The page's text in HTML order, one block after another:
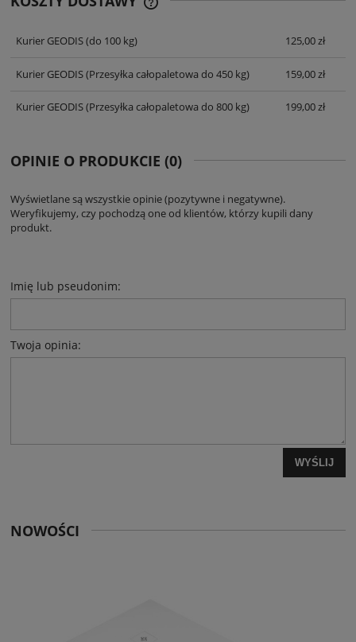
Kurier GEODIS(do 100 kg) 125,00 zł
Kurier GEODIS(Przesyłka całopaletowa do 450 kg) 159,00 zł
Kurier GEODIS(Przesyłka całopaletowa do 800 kg) 199,00 zł
OPINIE O PRODUKCIE (0)
Wyświetlane są wszystkie opinie (pozytywne i negatywne).
Weryfikujemy, czy pochodzą one od klientów, którzy kupili dany
produkt.
Imię lub pseudonim:
Twoja opinia:
WYŚLIJ
NOWOŚCI